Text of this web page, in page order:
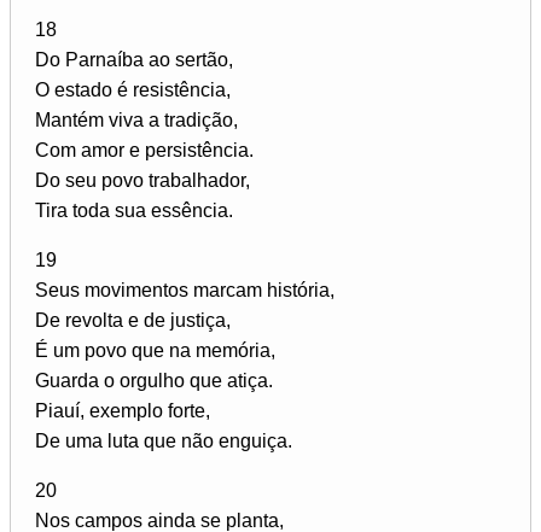
18
Do Parnaíba ao sertão,
O estado é resistência,
Mantém viva a tradição,
Com amor e persistência.
Do seu povo trabalhador,
Tira toda sua essência.
19
Seus movimentos marcam história,
De revolta e de justiça,
É um povo que na memória,
Guarda o orgulho que atiça.
Piauí, exemplo forte,
De uma luta que não enguiça.
20
Nos campos ainda se planta,